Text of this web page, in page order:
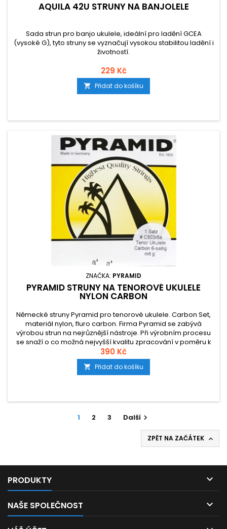
AQUILA 42U STRUNY NA BANJOLELE
Sada strun pro banjo ukulele, ideální pro ladění GCEA
(vysoké G), tyto struny se vyznačují vysokou stabilitou ladění i
životností.
229 Kč
 Přidat do košíku
ZNAČKA: PYRAMID
PYRAMID STRUNY NA TENOROVÉ UKULELE
NYLON CARBON
Německé struny Pyramid pro tenorové ukulele. Carbon Set,
materiál nylon, fluro carbon. Firma Pyramid se zabývá
výrobou strun na nejrůznější nástroje. Při výrobním procesu
se snaží o co možná nejvyšší kvalitu zpracování v poměru k
ceně. Stejně je tomu i v případě nylon carbonových strun na
ukulele.
390 Kč
 Přidat do košíku
1 2 3 Další
ZPĚT NA ZAČÁTEK 
PRODUKTY 
NAŠE SPOLEČNOST 